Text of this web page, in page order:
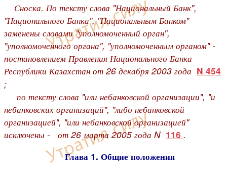
Сноска. По тексту слова "Национальный Банк",
"Национального Банка", "Национальным Банком"
заменены словами "уполномоченный орган",
"уполномоченного органа", "уполномоченным органом" -
постановлением Правления Национального Банка
Республики Казахстан от 26 декабря 2003 года N 454
;
по тексту слова "или небанковской организации", "и
небанковских организаций", "либо небанковской
организацией", "или небанковской организацией"
исключены -
от 26 марта 2005 года N 116 .
Глава 1. Общие положения